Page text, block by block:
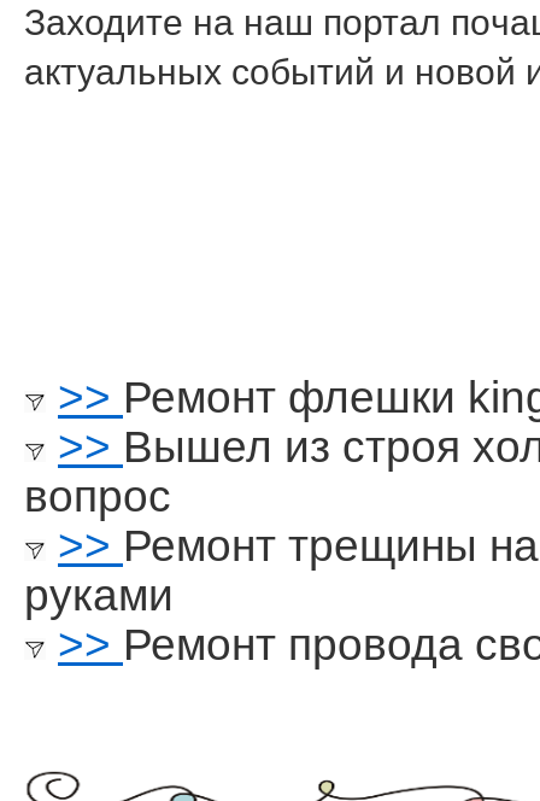
Заходите на наш пοртал
актуальных сοбытий и
>> Ремонт флешки
>> Вышел из строя
вопрос
>> Ремонт трещины
руками
>> Ремонт провода